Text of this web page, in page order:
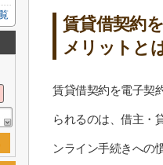
賃貸借契約
メリットと
賃貸借契約を電子契
られるのは、借主・
ンライン手続きへの